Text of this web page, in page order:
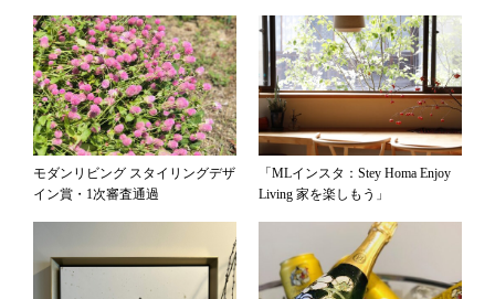
モダンリビング スタイリングデザ
イン賞・1次審査通過
「MLインスタ：Stey Homa Enjoy
Living 家を楽しもう」